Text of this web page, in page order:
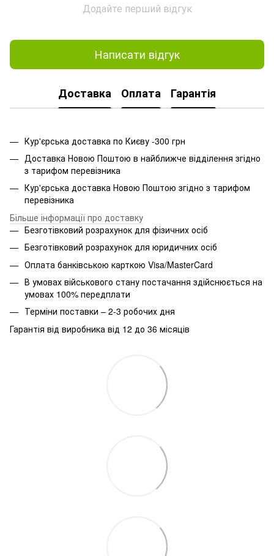
Додайте перший відгук
Написати відгук
Доставка Оплата Гарантія
Кур'єрська доставка по Києву -300 грн
Доставка Новою Поштою в найближче відділення згідно
з тарифом перевізника
Кур'єрська доставка Новою Поштою згідно з тарифом
перевізника
Більше інформації про доставку
Безготівковий розрахунок для фізичних осіб
Безготівковий розрахунок для юридичних осіб
Оплата банківською карткою Visa/MasterCard
В умовах військового стану постачання здійснюється на
умовах 100% передплати
Терміни поставки – 2-3 робочих дня
Гарантія від виробника від 12 до 36 місяців